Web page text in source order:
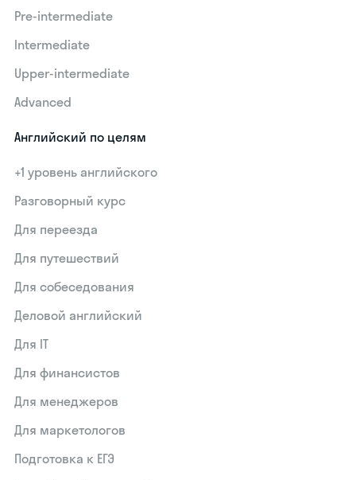
Pre-intermediate
Intermediate
Upper-intermediate
Advanced
Английский по целям
+1 уровень английского
Разговорный курс
Для переезда
Для путешествий
Для собеседования
Деловой английский
Для IT
Для финансистов
Для менеджеров
Для маркетологов
Подготовка к ЕГЭ